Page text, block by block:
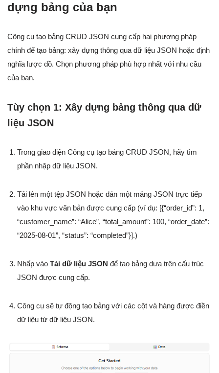
dựng bảng của bạn
Công cụ tạo bảng CRUD JSON cung cấp hai phương pháp
chính để tạo bảng: xây dựng thông qua dữ liệu JSON hoặc định
nghĩa lược đồ. Chọn phương pháp phù hợp nhất với nhu cầu
của bạn.
Tùy chọn 1: Xây dựng bảng thông qua dữ
liệu JSON
Trong giao diện Công cụ tạo bảng CRUD JSON, hãy tìm
phần nhập dữ liệu JSON.
Tải lên một tệp JSON hoặc dán một mảng JSON trực tiếp
vào khu vực văn bản được cung cấp (ví dụ: [{“order_id”: 1,
“customer_name”: “Alice”, “total_amount”: 100, “order_date”:
“2025-08-01”, “status”: “completed”}].)
Nhấp vào Tải dữ liệu JSON để tạo bảng dựa trên cấu trúc
JSON được cung cấp.
Công cụ sẽ tự động tạo bảng với các cột và hàng được điền
dữ liệu từ dữ liệu JSON.